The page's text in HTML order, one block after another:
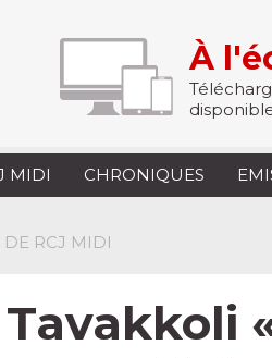
À
MIDI CHRONIQUES
RCJ MIDI